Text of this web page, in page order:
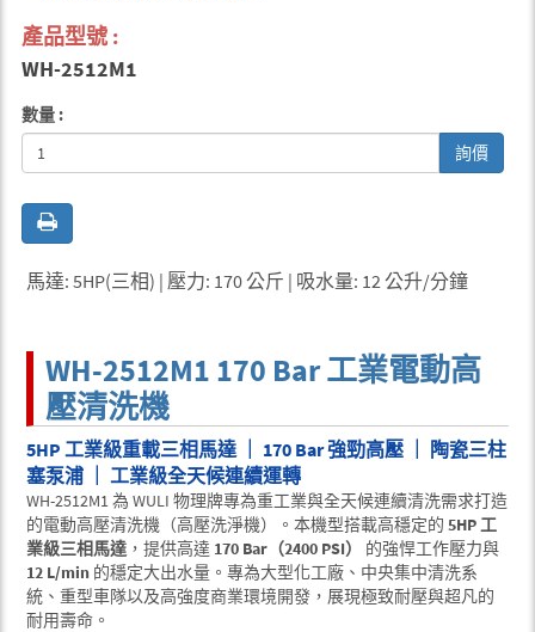
產品型號 :
WH-2512M1
數量 :
詢價
馬達: 5HP(三相) | 壓力: 170 公斤 | 吸水量: 12 公升/分鐘
WH-2512M1 170 Bar 工業電動高
壓清洗機
5HP 工業級重載三相馬達 ｜ 170 Bar 強勁高壓 ｜ 陶瓷三柱
塞泵浦 ｜ 工業級全天候連續運轉
WH-2512M1 為 WULI 物理牌專為重工業與全天候連續清洗需求打造
的電動高壓清洗機（高壓洗淨機）。本機型搭載高穩定的 5HP 工
業級三相馬達，提供高達 170 Bar（2400 PSI）
的強悍工作壓力與
12 L/min的穩定大出水量。專為大型化工廠、中央集中清洗系
統、重型車隊以及高強度商業環境開發，展現極致耐壓與超凡的
耐用壽命。